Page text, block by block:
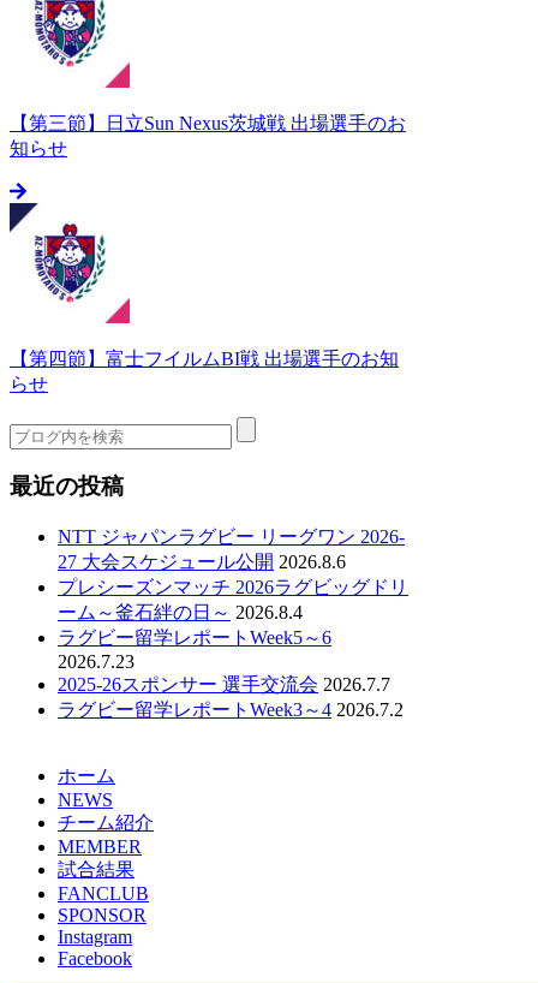
【第三節】日立Sun Nexus茨城戦 出場選手のお
知らせ
【第四節】富士フイルムBI戦 出場選手のお知
らせ
最近の投稿
NTT ジャパンラグビー リーグワン 2026-
27 大会スケジュール公開 2026.8.6
プレシーズンマッチ 2026ラグビッグドリ
ーム～釜石絆の日～ 2026.8.4
ラグビー留学レポートWeek5～6
2026.7.23
2025-26スポンサー 選手交流会 2026.7.7
ラグビー留学レポートWeek3～4 2026.7.2
ホーム
NEWS
チーム紹介
MEMBER
試合結果
FANCLUB
SPONSOR
Instagram
Facebook